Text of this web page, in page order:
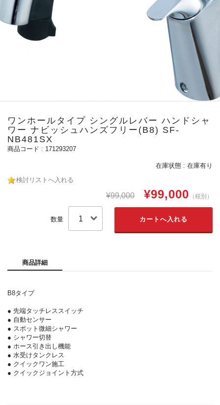
ワンホールタイプ シングルレバー ハンドシャ
ワー ナビッシュハンズフリー(B8) SF-
NB481SX
171293207
在庫状態 : 在庫有り
検討リストへ入れる
¥99,000 ¥99,000 （税別）
数量
商品詳細
B8タイプ
● 先端タッチレススイッチ
● 自動センサー
● スポット微細シャワー
● シャワー切替
● ホース引き出し機能
● 水受けタンクレス
● クイックワン施工
● クイックジョイント方式